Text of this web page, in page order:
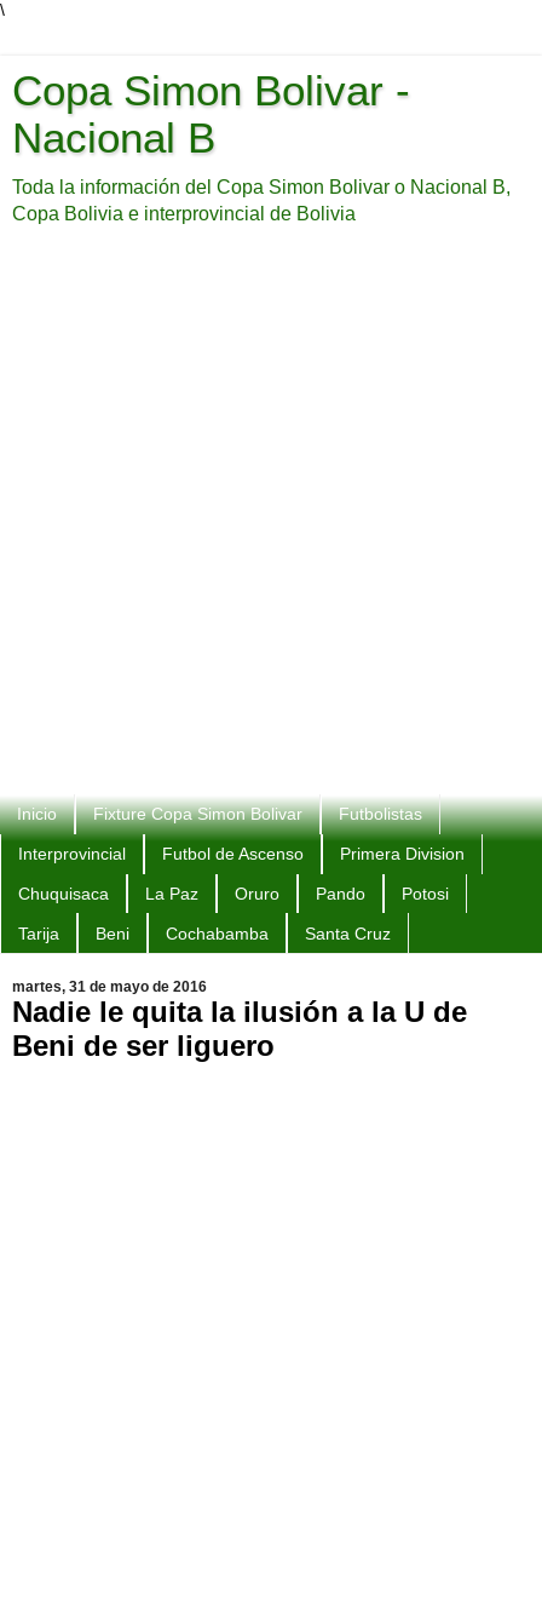
\
Copa Simon Bolivar -
Nacional B
Toda la información del Copa Simon Bolivar o Nacional B,
Copa Bolivia e interprovincial de Bolivia
Inicio Fixture Copa Simon Bolivar Futbolistas
Interprovincial Futbol de Ascenso Primera Division
Chuquisaca La Paz Oruro Pando Potosi
Tarija Beni Cochabamba Santa Cruz
martes, 31 de mayo de 2016
Nadie le quita la ilusión a la U de
Beni de ser liguero